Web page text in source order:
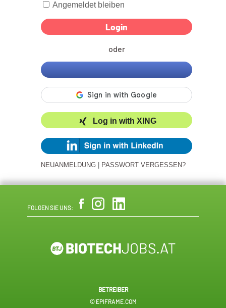
Angemeldet bleiben
oder
Log in with XING
NEUANMELDUNG PASSWORT VERGESSEN?
FOLGEN SIE UNS:
BETREIBER
© EPIFRAME.COM